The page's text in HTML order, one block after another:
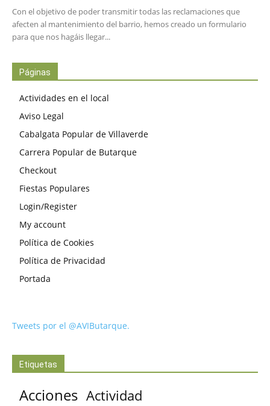
Con el objetivo de poder transmitir todas las reclamaciones que
afecten al mantenimiento del barrio, hemos creado un formulario
para que nos hagáis llegar...
Páginas
Actividades en el local
Aviso Legal
Cabalgata Popular de Villaverde
Carrera Popular de Butarque
Checkout
Fiestas Populares
Login/Register
My account
Política de Cookies
Política de Privacidad
Portada
Tweets por el @AVIButarque.
Etiquetas
Acciones Actividad